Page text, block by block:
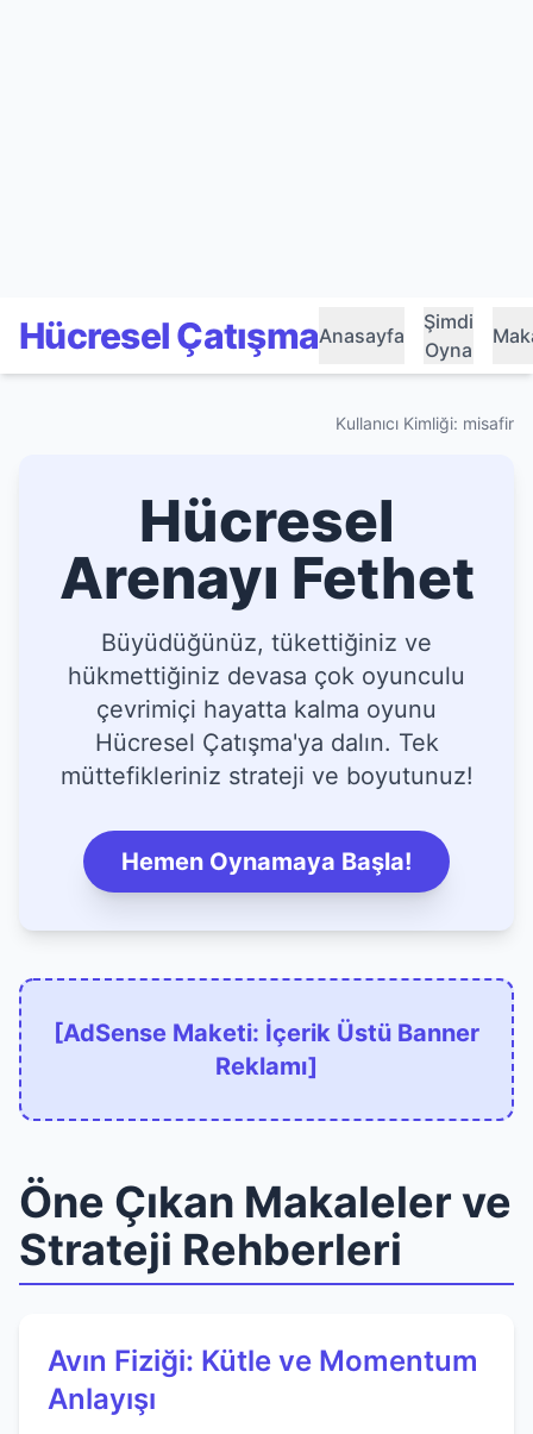
Hücresel ÇatışmaAnasayfa
Şimdi
Oyna
Kullanıcı Kimliği: misafir
Hücresel
Arenayı Fethet
Büyüdüğünüz, tükettiğiniz ve
hükmettiğiniz devasa çok oyunculu
çevrimiçi hayatta kalma oyunu
Hücresel Çatışma'ya dalın. Tek
müttefikleriniz strateji ve boyutunuz!
Hemen Oynamaya Başla!
[AdSense Maketi: İçerik Üstü Banner
Reklamı]
Öne Çıkan Makaleler ve
Strateji Rehberleri
Avın Fiziği: Kütle ve Momentum
Anlayışı